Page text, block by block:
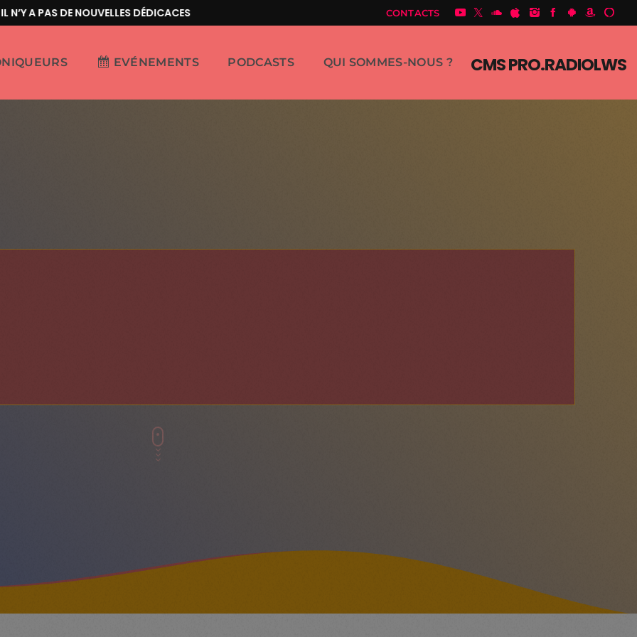
A PAS DE NOUVELLES DÉDICACES CONTACTS
CMS PRO.RADIOLWS
EVÉNEMENTS PODCASTS QUI SOMMES-NOUS ?